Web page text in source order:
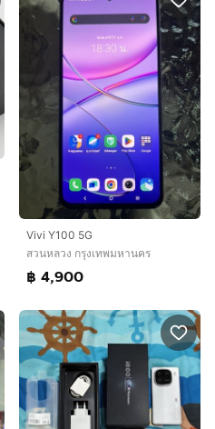
Vivi Y100 5G
สวนหลวง กรุงเทพมหานคร
฿ 4,900